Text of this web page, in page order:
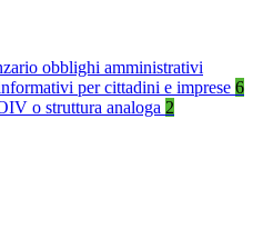
obblighi amministrativi
per cittadini e imprese 6
o struttura analoga 2